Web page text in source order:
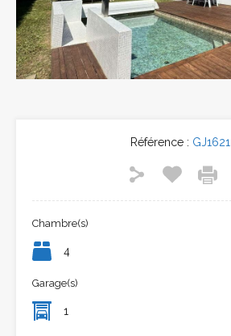
Référence : GJ1621
Chambre(s)
4
Garage(s)
1